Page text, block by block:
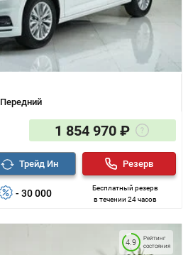
Передний
1 854 970 ₽
- 30 000
Трейд Ин
Бесплатный резерв
в течении 24 часов
Резерв
Рейтинг
состояния
4.9